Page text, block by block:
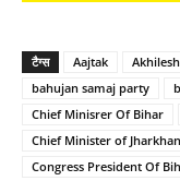
टैग्स Aajtak
bahujan samaj party
Chief Minisrer Of Bihar
Chief Minister of
Congress President Of